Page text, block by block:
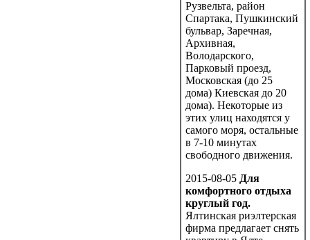
Рузвельта, район
Спартака, Пушкинский
бульвар, Заречная,
Архивная,
Володарского,
Парковый проезд,
Московская (до 25
дома) Киевская до 20
дома). Некоторые из
этих улиц находятся у
самого моря, остальные
в 7-10 минутах
свободного движения.
2015-08-05 Для
комфортного отдыха
круглый год.
Ялтинская риэлтерская
фирма предлагает снять